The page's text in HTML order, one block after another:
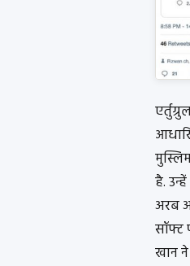
है.
अरब
सॉफ्ट
खान